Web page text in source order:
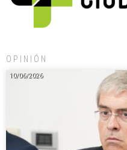
OPINIÓN
10/06/2026